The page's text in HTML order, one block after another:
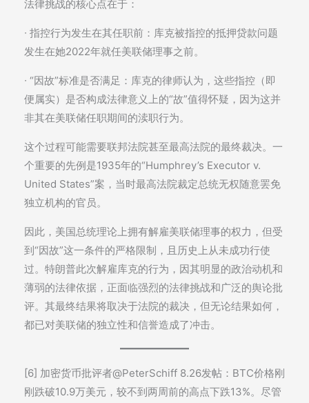
法律挑战的核心点在于：
∙ 指控行为发生在其任职前：库克被指控的抵押贷款问题
发生在她2022年就任美联储理事之前。
∙ “因故”标准是否满足：库克的律师认为，这些指控（即
便属实）是否构成法律意义上的“故”值得怀疑，因为这并
非其在美联储任职期间的渎职行为。
这个过程可能需要联邦法院甚至最高法院的最终裁决。一
个重要的先例是1935年的“Humphrey’s Executor v.
United States”案，当时最高法院裁定总统无权随意罢免
独立机构的官员。
因此，美国总统理论上拥有解雇美联储理事的权力，但受
到“因故”这一条件的严格限制，且历史上从未成功行使
过。特朗普此次解雇库克的行为，因其明显的政治动机和
薄弱的法律依据，正面临强烈的法律挑战和广泛的舆论批
评。其最终结果将取决于法院的裁决，但无论结果如何，
都已对美联储的独立性和信誉造成了冲击。
[6] 加密货币批评者@PeterSchiff 8.26发帖：BTC价格刚
刚跌破10.9万美元，较不到两周前的高点下跌13%。尽管